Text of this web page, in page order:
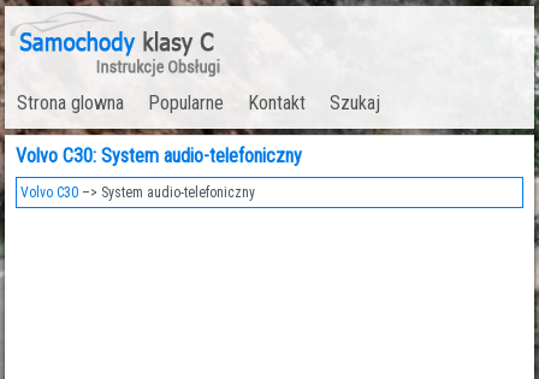
Strona glowna Popularne Kontakt Szukaj
Volvo C30: System audio-telefoniczny
Volvo C30 –> System audio-telefoniczny